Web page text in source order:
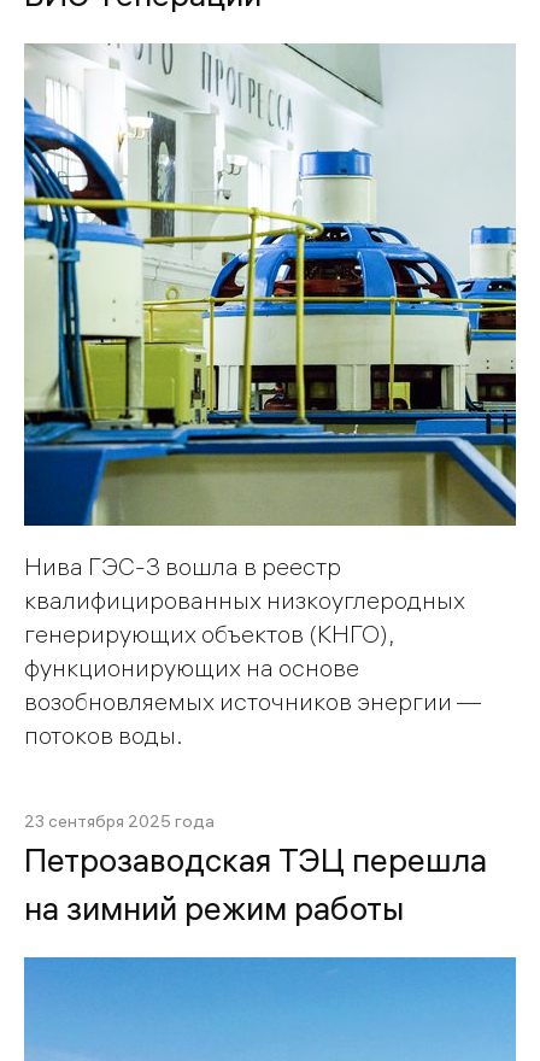
Нива ГЭС-3 вошла в реестр
квалифицированных низкоуглеродных
генерирующих объектов (КНГО),
функционирующих на основе
возобновляемых источников энергии —
потоков воды.
23 сентября 2025 года
Петрозаводская ТЭЦ перешла
на зимний режим работы